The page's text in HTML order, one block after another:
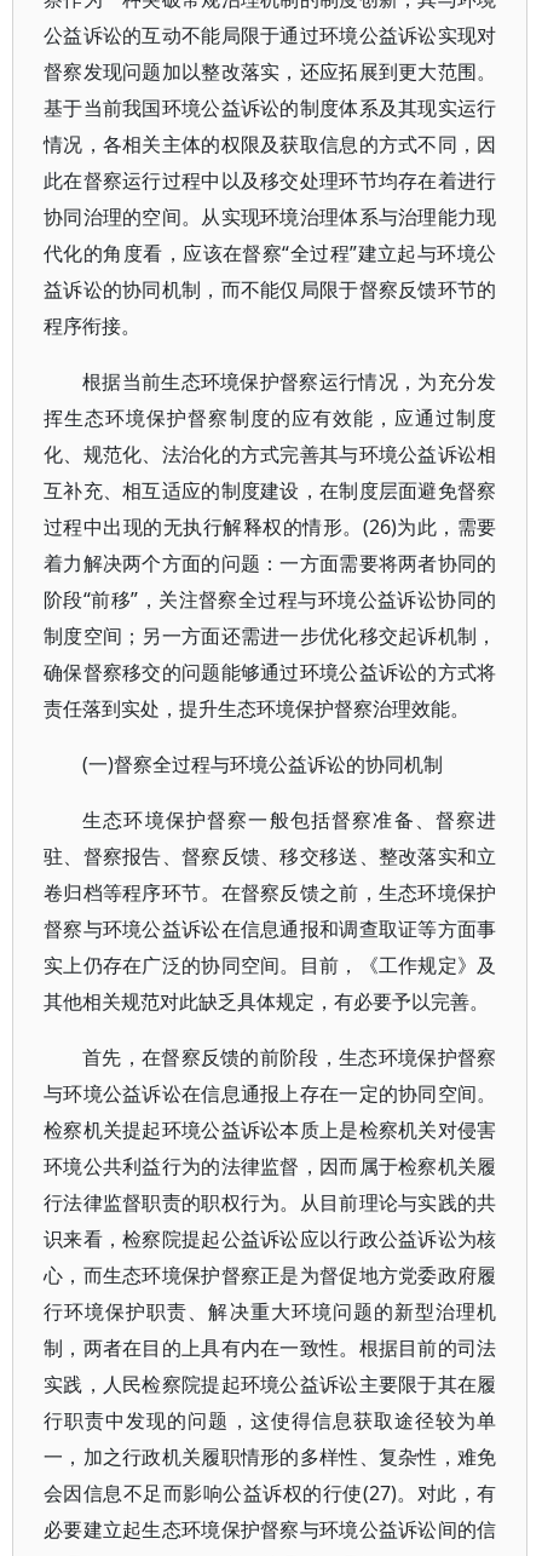
公益诉讼的互动不能局限于通过环境公益诉讼实现对
督察发现问题加以整改落实，还应拓展到更大范围。
基于当前我国环境公益诉讼的制度体系及其现实运行
情况，各相关主体的权限及获取信息的方式不同，因
此在督察运行过程中以及移交处理环节均存在着进行
协同治理的空间。从实现环境治理体系与治理能力现
代化的角度看，应该在督察“全过程”建立起与环境公
益诉讼的协同机制，而不能仅局限于督察反馈环节的
程序衔接。
根据当前生态环境保护督察运行情况，为充分发
挥生态环境保护督察制度的应有效能，应通过制度
化、规范化、法治化的方式完善其与环境公益诉讼相
互补充、相互适应的制度建设，在制度层面避免督察
过程中出现的无执行解释权的情形。(26)为此，需要
着力解决两个方面的问题：一方面需要将两者协同的
阶段“前移”，关注督察全过程与环境公益诉讼协同的
制度空间；另一方面还需进一步优化移交起诉机制，
确保督察移交的问题能够通过环境公益诉讼的方式将
责任落到实处，提升生态环境保护督察治理效能。
(一)督察全过程与环境公益诉讼的协同机制
生态环境保护督察一般包括督察准备、督察进
驻、督察报告、督察反馈、移交移送、整改落实和立
卷归档等程序环节。在督察反馈之前，生态环境保护
督察与环境公益诉讼在信息通报和调查取证等方面事
实上仍存在广泛的协同空间。目前，《工作规定》及
其他相关规范对此缺乏具体规定，有必要予以完善。
首先，在督察反馈的前阶段，生态环境保护督察
与环境公益诉讼在信息通报上存在一定的协同空间。
检察机关提起环境公益诉讼本质上是检察机关对侵害
环境公共利益行为的法律监督，因而属于检察机关履
行法律监督职责的职权行为。从目前理论与实践的共
识来看，检察院提起公益诉讼应以行政公益诉讼为核
心，而生态环境保护督察正是为督促地方党委政府履
行环境保护职责、解决重大环境问题的新型治理机
制，两者在目的上具有内在一致性。根据目前的司法
实践，人民检察院提起环境公益诉讼主要限于其在履
行职责中发现的问题，这使得信息获取途径较为单
一，加之行政机关履职情形的多样性、复杂性，难免
会因信息不足而影响公益诉权的行使(27)。对此，有
必要建立起生态环境保护督察与环境公益诉讼间的信